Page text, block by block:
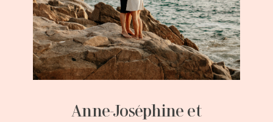
Anne-Joséphine et